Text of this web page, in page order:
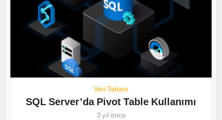
Veri Tabanı
SQL Server’da Pivot Table Kullanımı
3 yıl önce